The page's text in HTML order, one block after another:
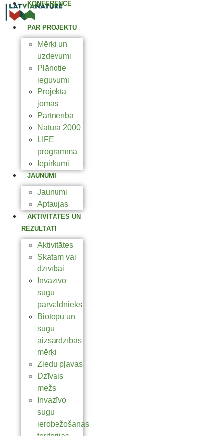
KONFERENCE
2025
PAR PROJEKTU
Mērķi un
uzdevumi
Plānotie
ieguvumi
Projekta
jomas
Partnerība
Natura 2000
LIFE
programma
Iepirkumi
JAUNUMI
Jaunumi
Aptaujas
AKTIVITĀTES UN
REZULTĀTI
Aktivitātes
Skatam vai
dzīvībai
Invazīvo
sugu
pārvaldnieks
Biotopu un
sugu
aizsardzības
mērķi
Ziedu pļavas
Dzīvais
mežs
Invazīvo
sugu
ierobežošanas